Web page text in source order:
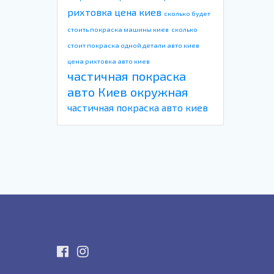
рихтовка цена киев сколько будет
стоить покраска машины киев сколько
стоит покраска одной детали авто киев
цена рихтовка авто киев
частичная покраска
авто Киев окружная
частичная покраска авто киев